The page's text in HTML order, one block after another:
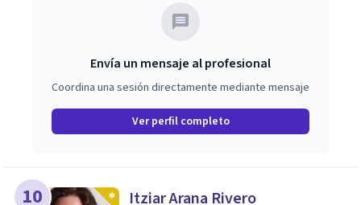
Envía un mensaje al profesional
Coordina una sesión directamente mediante mensaje
Ver perfil completo
10 Itziar Arana Rivero